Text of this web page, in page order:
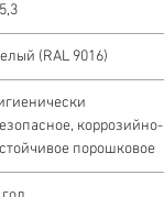
(RAL 9016)
коррозийно-
порошковое